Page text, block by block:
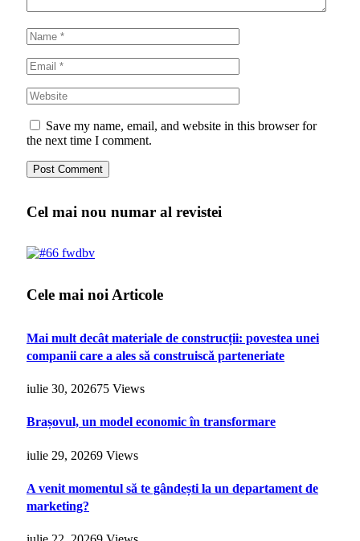
Save my name, email, and website in this browser for
the next time I comment.
Cel mai nou numar al revistei
Cele mai noi Articole
Mai mult decât materiale de construcții: povestea unei
companii care a ales să construiscă parteneriate
iulie 30, 202675 Views
Brașovul, un model economic în transformare
iulie 29, 20269 Views
A venit momentul să te gândești la un departament de
marketing?